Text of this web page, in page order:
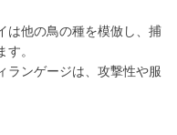
は他の鳥の種を模倣し、捕
。
ランゲージは、攻撃性や服